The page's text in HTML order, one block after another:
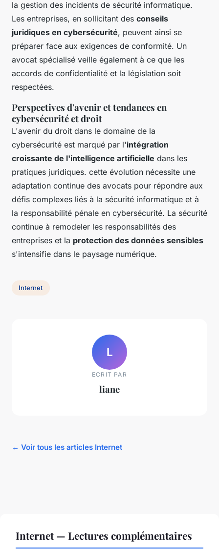
la gestion des incidents de sécurité informatique.
Les entreprises, en sollicitant des conseils
juridiques en cybersécurité, peuvent ainsi se
préparer face aux exigences de conformité. Un
avocat spécialisé veille également à ce que les
accords de confidentialité et la législation soit
respectées.
Perspectives d'avenir et tendances en
cybersécurité et droit
L'avenir du droit dans le domaine de la
cybersécurité est marqué par l'intégration
croissante de l'intelligence artificielle dans les
pratiques juridiques. cette évolution nécessite une
adaptation continue des avocats pour répondre aux
défis complexes liés à la sécurité informatique et à
la responsabilité pénale en cybersécurité. La sécurité
continue à remodeler les responsabilités des
entreprises et la protection des données sensibles
s'intensifie dans le paysage numérique.
Internet
L
ECRIT PAR
liane
← Voir tous les articles Internet
Internet — Lectures complémentaires